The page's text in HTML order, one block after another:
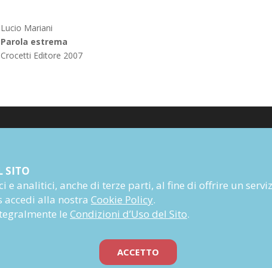
Lucio Mariani
Parola estrema
Crocetti Editore 2007
Autori
Rivista
Prossime uscite
SITO
e analitici, anche di terze parti, al fine di offrire un
alla nostra Cookie Policy.
le Condizioni d’Uso del Sito.
ACCETTO